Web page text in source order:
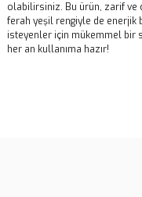
olabilirsiniz. Bu ürün, zarif ve
ferah yeşil rengiyle de enerjik
isteyenler için mükemmel bir
her an kullanıma hazır!